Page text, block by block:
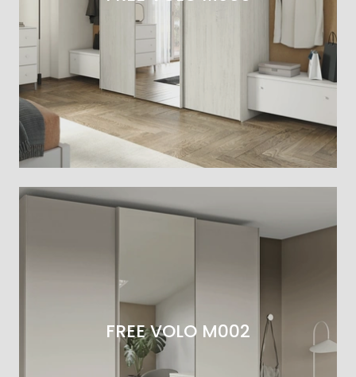
FREE VOLO M002